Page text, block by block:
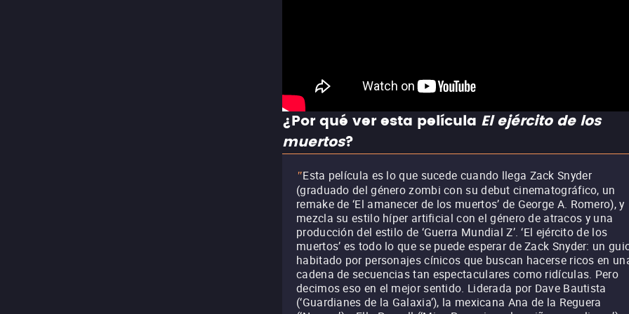
¿Por qué ver esta película El ejército de los
muertos?
"Esta película es lo que sucede cuando llega Zack Snyder
(graduado del género zombi con su debut cinematográfico, un
remake de ‘El amanecer de los muertos’ de George A. Romero), y
mezcla su estilo híper artificial con el género de atracos y una
producción del estilo de ‘Guerra Mundial Z’. ‘El ejército de los
muertos’ es todo lo que se puede esperar de Zack Snyder: un
habitado por personajes cínicos que buscan hacerse ricos en
cadena de secuencias tan espectaculares como ridículas. Pero
decimos eso en el mejor sentido. Liderada por Dave Bautista
(‘Guardianes de la Galaxia’), la mexicana Ana de la Reguera